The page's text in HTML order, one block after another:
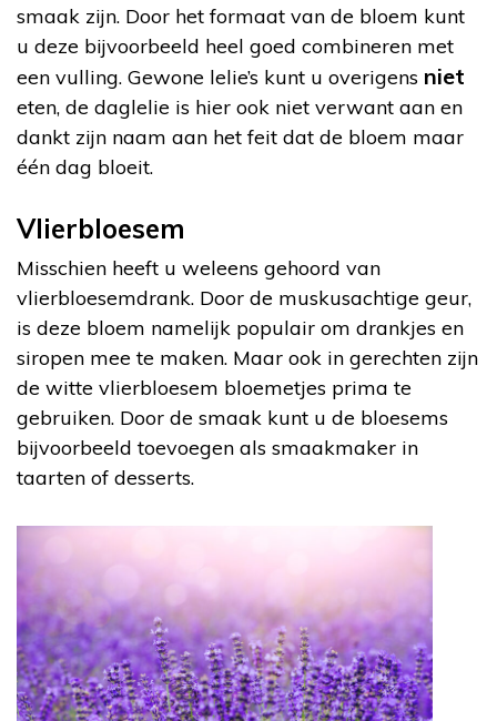
smaak zijn. Door het formaat van de bloem kunt
u deze bijvoorbeeld heel goed combineren met
een vulling. Gewone lelie’s kunt u overigens niet
eten, de daglelie is hier ook niet verwant aan en
dankt zijn naam aan het feit dat de bloem maar
één dag bloeit.
Vlierbloesem
Misschien heeft u weleens gehoord van
vlierbloesemdrank. Door de muskusachtige geur,
is deze bloem namelijk populair om drankjes en
siropen mee te maken. Maar ook in gerechten zijn
de witte vlierbloesem bloemetjes prima te
gebruiken. Door de smaak kunt u de bloesems
bijvoorbeeld toevoegen als smaakmaker in
taarten of desserts.